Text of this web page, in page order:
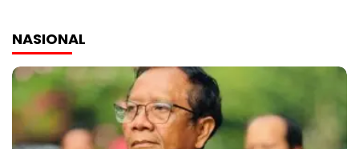
NASIONAL